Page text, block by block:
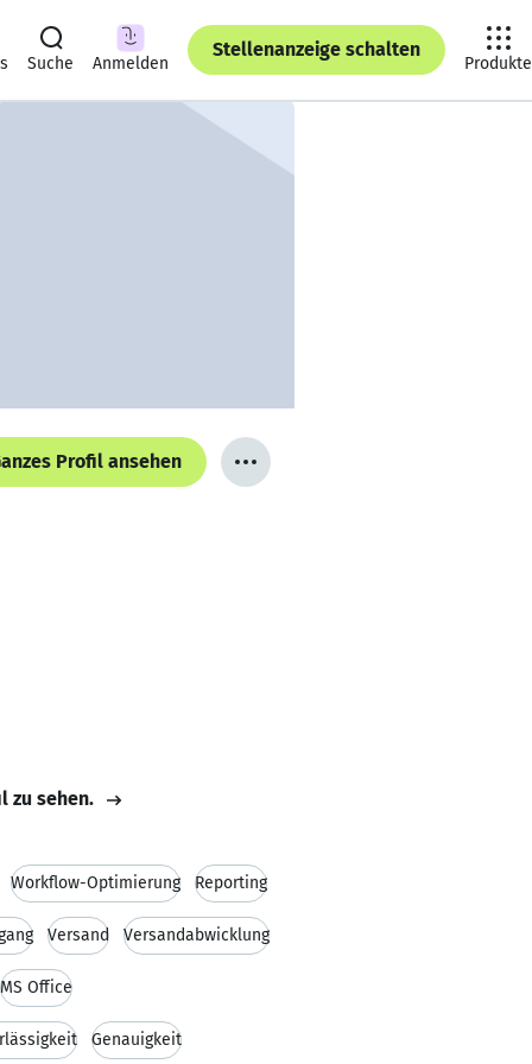
Suche Anmelden
Stellenanzeige schalten
Produkte
Profil ansehen
zu sehen.
Workflow-Optimierung Reporting
Versand Versandabwicklung
MS Office
Genauigkeit